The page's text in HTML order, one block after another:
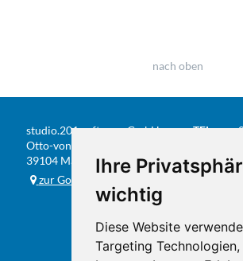
Ihre
wichtig
Diese Website
Targeting Technologien,
nach oben
studio.201 software GmbH
Otto-von-Guericke-Str. 104
39104 Magdeburg
zur Google-Karte
TEL
E-MAIL